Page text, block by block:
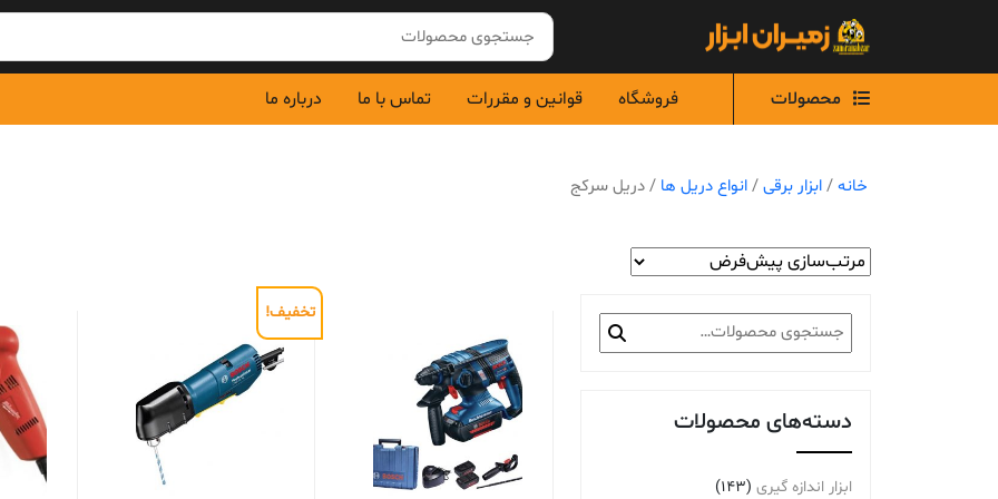
محصولات
فروشگاه قوانین و مقررات تماس با ما درباره ما
خانه/ ابزار برقی/ انواع دریل ها / دریل سرکج
تخفیف!
جستجو
برای:
دسته‌های محصولات
ابزار اندازه گیری (143)